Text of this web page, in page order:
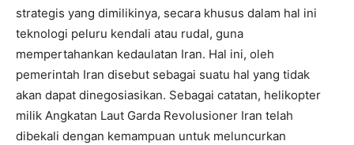
strategis yang dimilikinya, secara khusus dalam hal ini
teknologi peluru kendali atau rudal, guna
mempertahankan kedaulatan Iran. Hal ini, oleh
pemerintah Iran disebut sebagai suatu hal yang tidak
akan dapat dinegosiasikan. Sebagai catatan, helikopter
milik Angkatan Laut Garda Revolusioner Iran telah
dibekali dengan kemampuan untuk meluncurkan